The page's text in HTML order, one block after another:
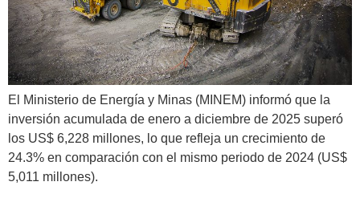
El Ministerio de Energía y Minas (MINEM) informó que la
inversión acumulada de enero a diciembre de 2025 superó
los US$ 6,228 millones, lo que refleja un crecimiento de
24.3% en comparación con el mismo periodo de 2024 (US$
5,011 millones).